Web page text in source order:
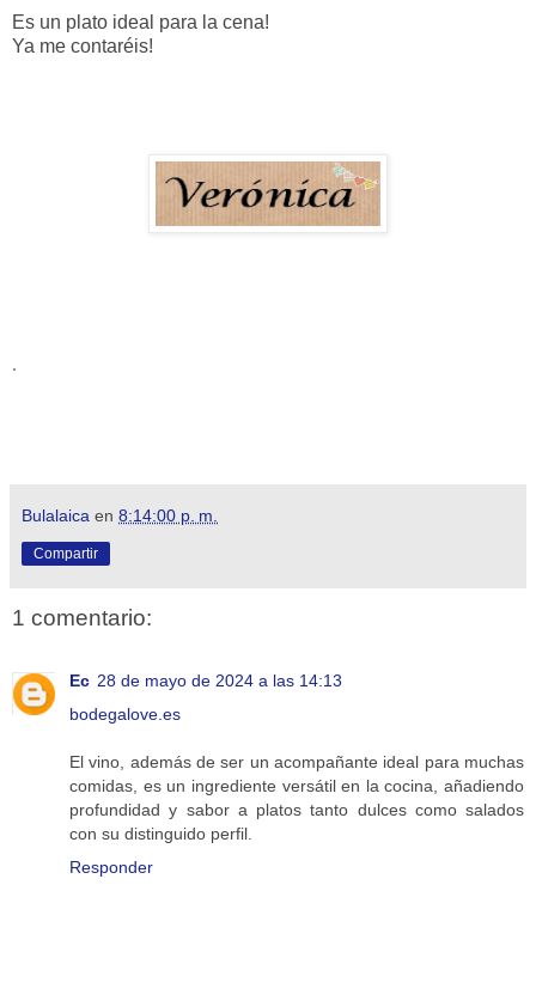
Es un plato ideal para la cena!
Ya me contaréis!
.
Bulalaica en 8:14:00 p. m.
Compartir
1 comentario:
Ec 28 de mayo de 2024 a las 14:13
bodegalove.es
El vino, además de ser un acompañante ideal para muchas
comidas, es un ingrediente versátil en la cocina, añadiendo
profundidad y sabor a platos tanto dulces como salados
con su distinguido perfil.
Responder